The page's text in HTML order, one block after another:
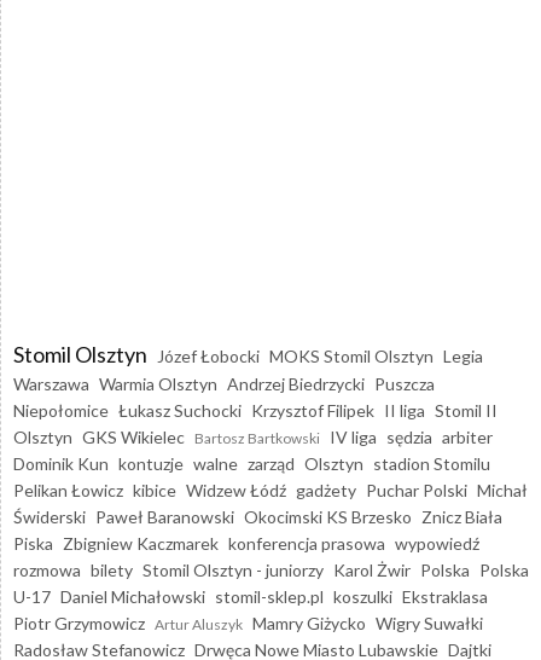
Stomil Olsztyn Józef Łobocki MOKS Stomil Olsztyn Legia
Warszawa Warmia Olsztyn Andrzej Biedrzycki Puszcza
Niepołomice Łukasz Suchocki Krzysztof Filipek II liga Stomil II
Olsztyn GKS Wikielec Bartosz Bartkowski IV liga sędzia arbiter
Dominik Kun kontuzje walne zarząd Olsztyn stadion Stomilu
Pelikan Łowicz kibice Widzew Łódź gadżety Puchar Polski Michał
Świderski Paweł Baranowski Okocimski KS Brzesko Znicz Biała
Piska Zbigniew Kaczmarek konferencja prasowa wypowiedź
rozmowa bilety Stomil Olsztyn - juniorzy Karol Żwir Polska Polska
U-17 Daniel Michałowski stomil-sklep.pl koszulki Ekstraklasa
Piotr Grzymowicz Artur Aluszyk Mamry Giżycko Wigry Suwałki
Radosław Stefanowicz Drwęca Nowe Miasto Lubawskie Dajtki